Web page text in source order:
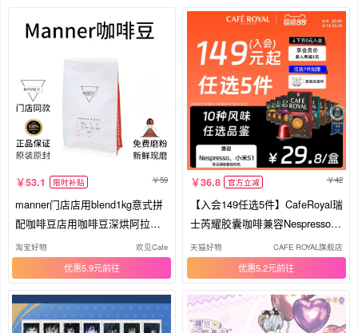
53.1 限时补贴 59
manner门店店用blend1kg意式拼
配咖啡豆店用咖啡豆深烘阿拉比
卡
淘宝好物 欢见Cafe
优惠5.9元
36.8 官方立减 42
【入会149任选5件】CafeRoyal瑞
士芮耀胶囊咖啡兼容Nespresso小
米
天猫好物 CAFE ROYAL旗舰店
优惠5.2元